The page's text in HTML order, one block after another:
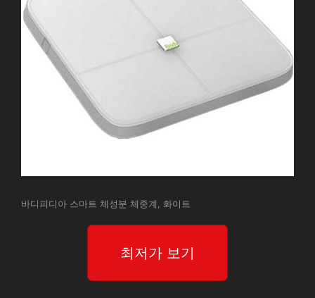
바디피디아 스마트 체성분 체중계, 화이트
최저가 보기